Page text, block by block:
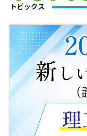
トピックス